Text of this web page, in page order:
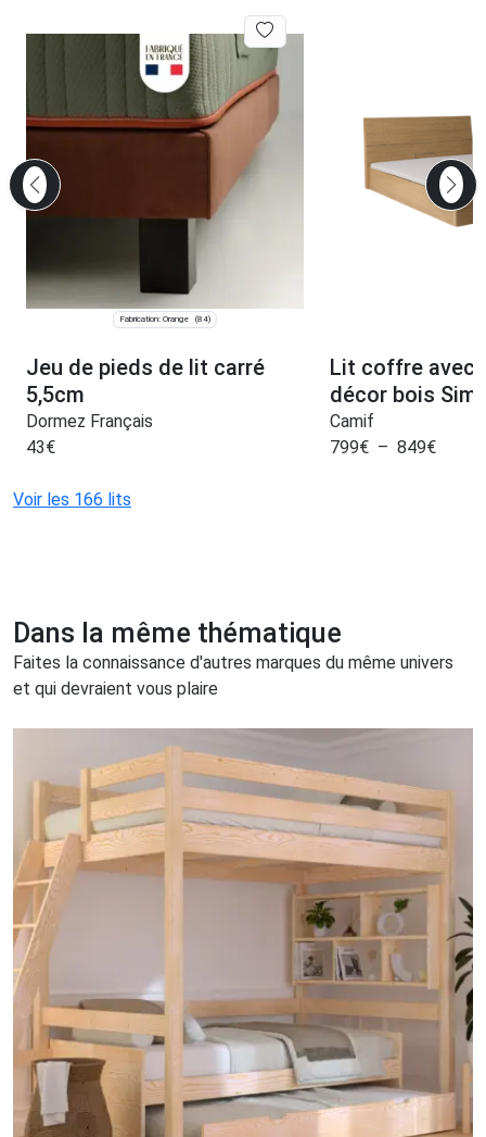
Fabrication: Orange (84)
Jeu de pieds de lit carré
5,5cm
Dormez Français
43€
Lit coffre avec
décor bois
Camif
799€ – 849€
Voir les 166 lits
Dans la même thématique
Faites la connaissance d'autres marques du même univers
et qui devraient vous plaire